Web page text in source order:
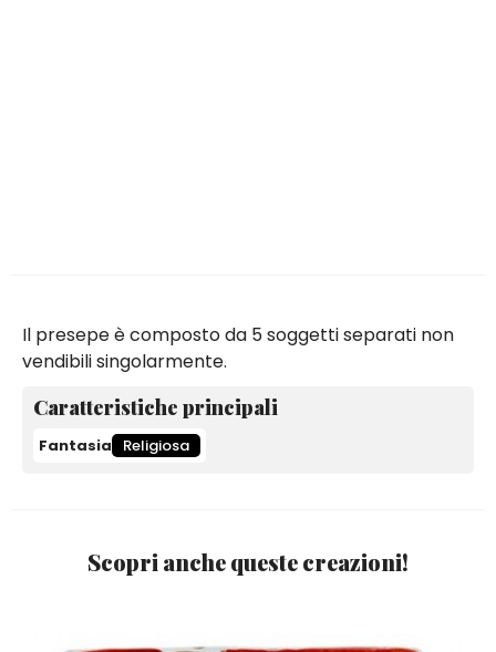
Il presepe è composto da 5 soggetti separati non
vendibili singolarmente.
Caratteristiche principali
Fantasia Religiosa
Scopri anche queste creazioni!